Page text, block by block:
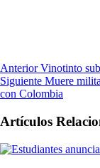
Anterior Vinotinto
Siguiente Muere
con Colombia
Artículos